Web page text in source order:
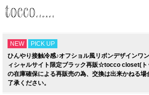
NEW
PICK UP
ひんやり接触冷感♪オフショル風リボンデザインワ
ィシャルサイト限定ブラック再販☆tocco closet(
の在庫確保による再販売の為、交換は出来かねる
了承ください。